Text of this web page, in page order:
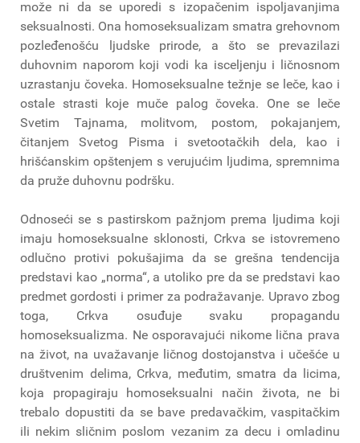
može ni da se uporedi s izopačenim ispoljavanjima
seksualnosti. Ona homoseksualizam smatra grehovnom
pozleđenošću ljudske prirode, a što se prevazilazi
duhovnim naporom koji vodi ka isceljenju i ličnosnom
uzrastanju čoveka. Homoseksualne težnje se leče, kao i
ostale strasti koje muče palog čoveka. One se leče
Svetim Tajnama, molitvom, postom, pokajanjem,
čitanjem Svetog Pisma i svetootačkih dela, kao i
hrišćanskim opštenjem s verujućim ljudima, spremnima
da pruže duhovnu podršku.
Odnoseći se s pastirskom pažnjom prema ljudima koji
imaju homoseksualne sklonosti, Crkva se istovremeno
odlučno protivi pokušajima da se grešna tendencija
predstavi kao „norma“, a utoliko pre da se predstavi kao
predmet gordosti i primer za podražavanje. Upravo zbog
toga, Crkva osuđuje svaku propagandu
homoseksualizma. Ne osporavajući nikome lična prava
na život, na uvažavanje ličnog dostojanstva i učešće u
društvenim delima, Crkva, međutim, smatra da licima,
koja propagiraju homoseksualni način života, ne bi
trebalo dopustiti da se bave predavačkim, vaspitačkim
ili nekim sličnim poslom vezanim za decu i omladinu